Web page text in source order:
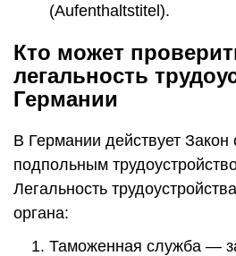
(Aufenthaltstitel).
Кто может
легальность
Германии
В Германии действует Закон
подпольным
Легальность
органа:
Таможенная служба —